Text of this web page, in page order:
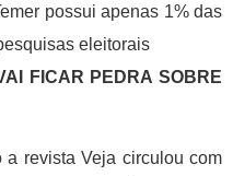
possui apenas 1% das
eleitorais
FICAR PEDRA SOBRE
revista Veja circulou com